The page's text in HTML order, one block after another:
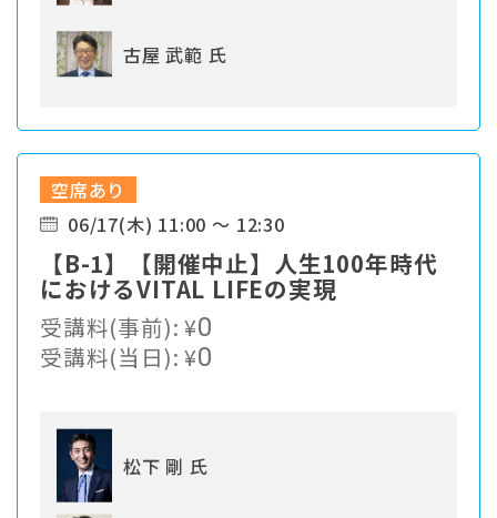
古屋 武範 氏
空席あり
06/17(木) 11:00 ～ 12:30
【B-1】【開催中止】人生100年時代
におけるVITAL LIFEの実現
受講料(事前):¥0
受講料(当日):¥0
松下 剛 氏